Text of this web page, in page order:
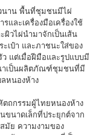
นาน พื้นที่ชุมชนมีไผ่
และเครื่องมือเครื่องใช้
ผิวไผ่นำมาจักเป็นเส้น
เป๋า และภาชนะใส่ของ
ว แต่เมื่อฝีมือและรูปแบบมี
าเป็นผลิตภัณฑ์ชุมชนที่มี
หนองห้าง
ตถกรรมผู้ไทยหนองห้าง
ขนาดเล็กที่ประยุกต์จาก
มัย ความงามของ